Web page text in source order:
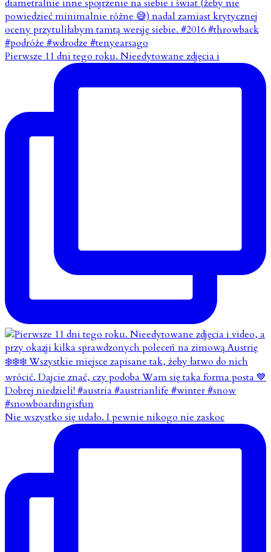
Pierwsze 11 dni tego roku. Nieedytowane zdjęcia i
Nie wszystko się udało. I pewnie nikogo nie zaskoc